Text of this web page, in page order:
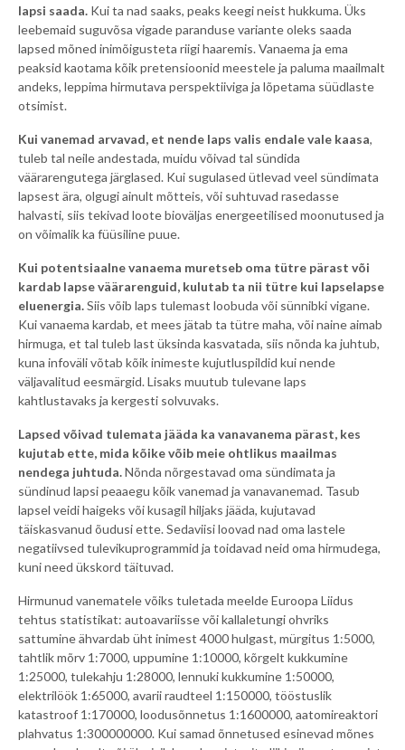
lapsi saada. Kui ta nad saaks, peaks keegi neist hukkuma. Üks
leebemaid suguvõsa vigade paranduse variante oleks saada
lapsed mõned inimõigusteta riigi haaremis. Vanaema ja ema
peaksid kaotama kõik pretensioonid meestele ja paluma maailmalt
andeks, leppima hirmutava perspektiiviga ja lõpetama süüdlaste
otsimist.
Kui vanemad arvavad, et nende laps valis endale vale kaasa,
tuleb tal neile andestada, muidu võivad tal sündida
väärarengutega järglased. Kui sugulased ütlevad veel sündimata
lapsest ära, olgugi ainult mõtteis, või suhtuvad rasedasse
halvasti, siis tekivad loote bioväljas energeetilised moonutused ja
on võimalik ka füüsiline puue.
Kui potentsiaalne vanaema muretseb oma tütre pärast või
kardab lapse väärarenguid, kulutab ta nii tütre kui lapselapse
eluenergia.Siis võib laps tulemast loobuda või sünnibki vigane.
Kui vanaema kardab, et mees jätab ta tütre maha, või naine aimab
hirmuga, et tal tuleb last üksinda kasvatada, siis nõnda ka juhtub,
kuna infoväli võtab kõik inimeste kujutluspildid kui nende
väljavalitud eesmärgid. Lisaks muutub tulevane laps
kahtlustavaks ja kergesti solvuvaks.
Lapsed võivad tulemata jääda ka vanavanema pärast, kes
kujutab ette, mida kõike võib meie ohtlikus maailmas
nendega juhtuda.Nõnda nõrgestavad oma sündimata ja
sündinud lapsi peaaegu kõik vanemad ja vanavanemad. Tasub
lapsel veidi haigeks või kusagil hiljaks jääda, kujutavad
täiskasvanud õudusi ette. Sedaviisi loovad nad oma lastele
negatiivsed tulevikuprogrammid ja toidavad neid oma hirmudega,
kuni need ükskord täituvad.
Hirmunud vanematele võiks tuletada meelde Euroopa Liidus
tehtus statistikat: autoavariisse või kallaletungi ohvriks
sattumine ähvardab üht inimest 4000 hulgast, mürgitus 1:5000,
tahtlik mõrv 1:7000, uppumine 1:10000, kõrgelt kukkumine
1:25000, tulekahju 1:28000, lennuki kukkumine 1:50000,
elektrilöök 1:65000, avarii raudteel 1:150000, tööstuslik
katastroof 1:170000, loodusõnnetus 1:1600000, aatomireaktori
plahvatus 1:300000000. Kui samad õnnetused esinevad mõnes